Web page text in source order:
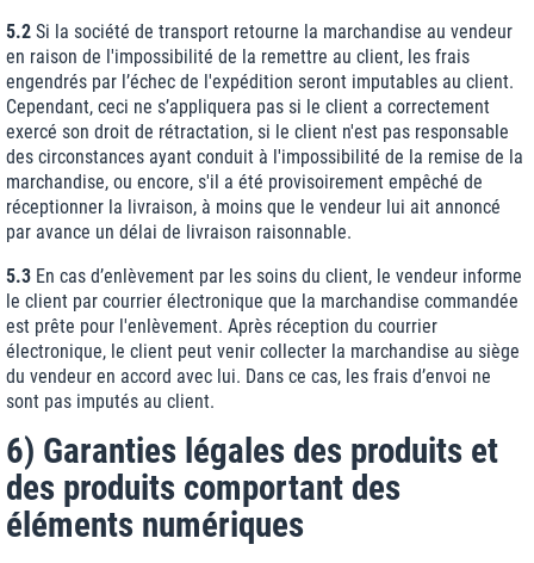
5.2 Si la société de transport retourne la marchandise au vendeur
en raison de l'impossibilité de la remettre au client, les frais
engendrés par l’échec de l'expédition seront imputables au client.
Cependant, ceci ne s’appliquera pas si le client a correctement
exercé son droit de rétractation, si le client n'est pas responsable
des circonstances ayant conduit à l'impossibilité de la remise de la
marchandise, ou encore, s'il a été provisoirement empêché de
réceptionner la livraison, à moins que le vendeur lui ait annoncé
par avance un délai de livraison raisonnable.
5.3 En cas d’enlèvement par les soins du client, le vendeur informe
le client par courrier électronique que la marchandise commandée
est prête pour l'enlèvement. Après réception du courrier
électronique, le client peut venir collecter la marchandise au siège
du vendeur en accord avec lui. Dans ce cas, les frais d’envoi ne
sont pas imputés au client.
6) Garanties légales des produits et
des produits comportant des
éléments numériques